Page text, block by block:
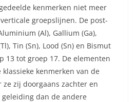
kenmerken niet meer
groepslijnen. De post-
(Al), Gallium (Ga),
Tin (Sn), Lood (Sn) en Bismut
13 tot groep 17. De elementen
kenmerken van de
zij doorgaans zachter en
dan de andere